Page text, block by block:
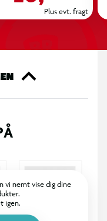
Plus evt. fragt
vi nemt vise dig dine
igen.